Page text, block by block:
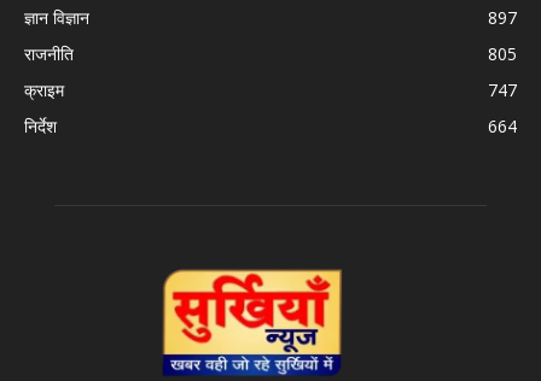
ज्ञान विज्ञान
897
राजनीति
805
क्राइम
747
निर्देश
664